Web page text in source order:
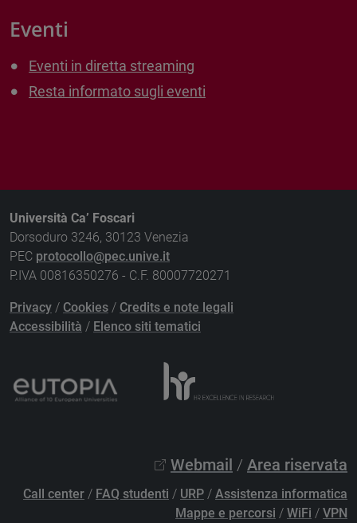
Eventi
Eventi in diretta streaming
Resta informato sugli eventi
Università Ca’ Foscari
Dorsoduro 3246, 30123 Venezia
PEC protocollo@pec.unive.it
P.IVA 00816350276 - C.F. 80007720271
Privacy / Cookies / Credits e note legali
Accessibilità / Elenco siti tematici
Webmail / Area riservata
Call center / FAQ studenti / URP / Assistenza informatica
Mappe e percorsi / WiFi / VPN